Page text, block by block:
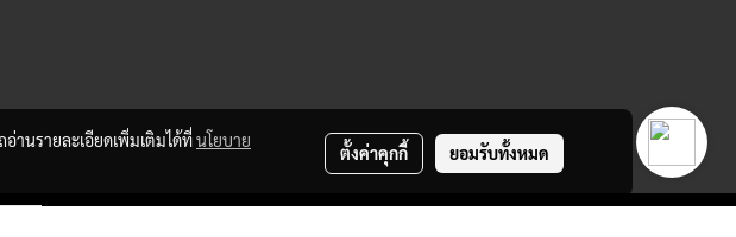
านรายละเอียดเพิ่มเติมได้ที่นโยบาย
ตั้งค่าคุกกี้ ยอมรับทั้งหมด